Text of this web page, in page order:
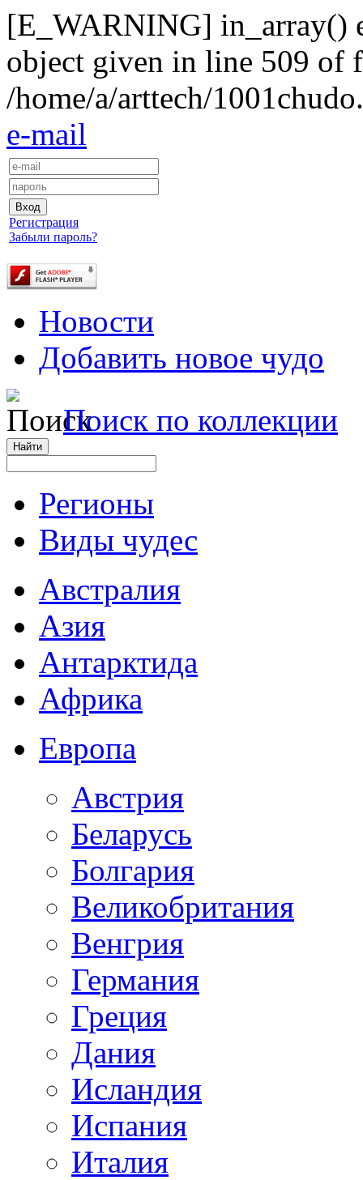
[E_WARNING] in_array()
object given in line 509 of
/home/a/arttech/
e-mail
Регистрация
Забыли пароль?
Новости
Добавить новое чудо
Поиск по коллекции
Регионы
Виды чудес
Австралия
Азия
Антарктида
Африка
Европа
Австрия
Беларусь
Болгария
Великобритания
Венгрия
Германия
Греция
Дания
Исландия
Испания
Италия